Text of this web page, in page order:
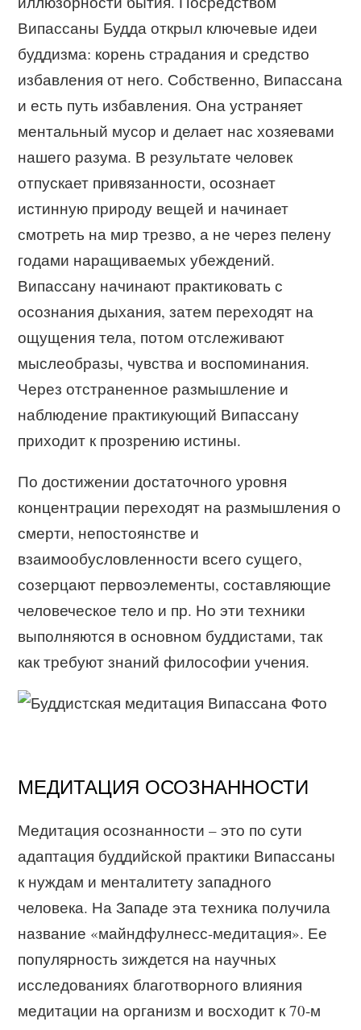
Випассаны Будда открыл ключевые идеи
буддизма: корень страдания и средство
избавления от него. Собственно, Випассана
и есть путь избавления. Она устраняет
ментальный мусор и делает нас хозяевами
нашего разума. В результате человек
отпускает привязанности, осознает
истинную природу вещей и начинает
смотреть на мир трезво, а не через пелену
годами наращиваемых убеждений.
Випассану начинают практиковать с
осознания дыхания, затем переходят на
ощущения тела, потом отслеживают
мыслеобразы, чувства и воспоминания.
Через отстраненное размышление и
наблюдение практикующий Випассану
приходит к прозрению истины.
По достижении достаточного уровня
концентрации переходят на размышления о
смерти, непостоянстве и
взаимообусловленности всего сущего,
созерцают первоэлементы, составляющие
человеческое тело и пр. Но эти техники
выполняются в основном буддистами, так
как требуют знаний философии учения.
МЕДИТАЦИЯ ОСОЗНАННОСТИ
Медитация осознанности – это по сути
адаптация буддийской практики Випассаны
к нуждам и менталитету западного
человека. На Западе эта техника получила
название «майндфулнесс-медитация». Ее
популярность зиждется на научных
исследованиях благотворного влияния
медитации на организм и восходит к 70-м